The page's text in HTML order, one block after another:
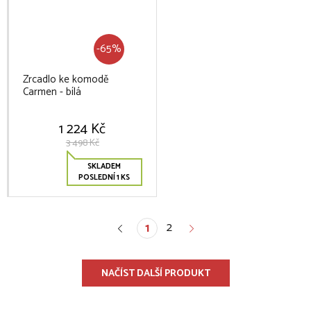
-65%
Zrcadlo ke komodě
Carmen - bílá
1 224 Kč
3 498 Kč
SKLADEM
POSLEDNÍ 1 KS
1 2
NAČÍST DALŠÍ PRODUKT